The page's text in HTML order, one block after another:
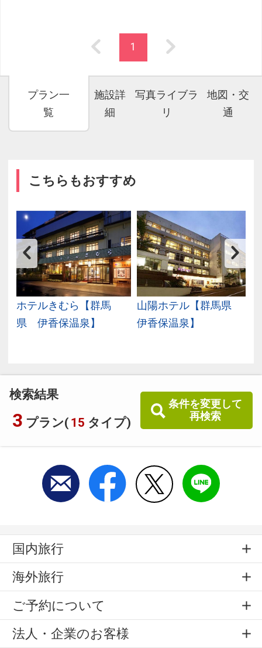
検索結果
3 プラン( 15 タイプ)
条件を変更して
再検索
1
プラン一
覧
施設詳
細
写真ライブラ
リ
地図・交
通
こちらもおすすめ
ホテルきむら【群馬
県 伊香保温泉】
山陽ホテル【群馬県
伊香保温泉】
国内旅行
海外旅行
ご予約について
法人・企業のお客様